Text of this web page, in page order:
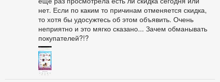
нет. Если по каким то причинам отменяется скидка,
то хотя бы удосужтесь об этом объявить. Очень
неприятно и это мягко сказано... Зачем обманывать
покупателей?!?